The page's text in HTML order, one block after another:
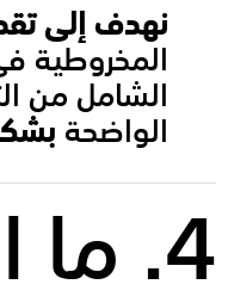
نهدف إلى
الشامل من
الواضحة
4. ما